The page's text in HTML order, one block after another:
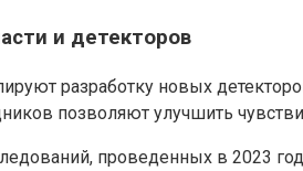
и детекторов
разработку новых
позволяют улучшить
проведенных в 2023